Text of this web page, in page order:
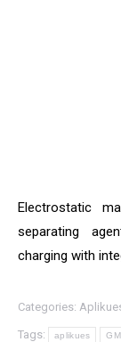
Electrostatic
separating
charging with
Categories:
Tags: aplikues